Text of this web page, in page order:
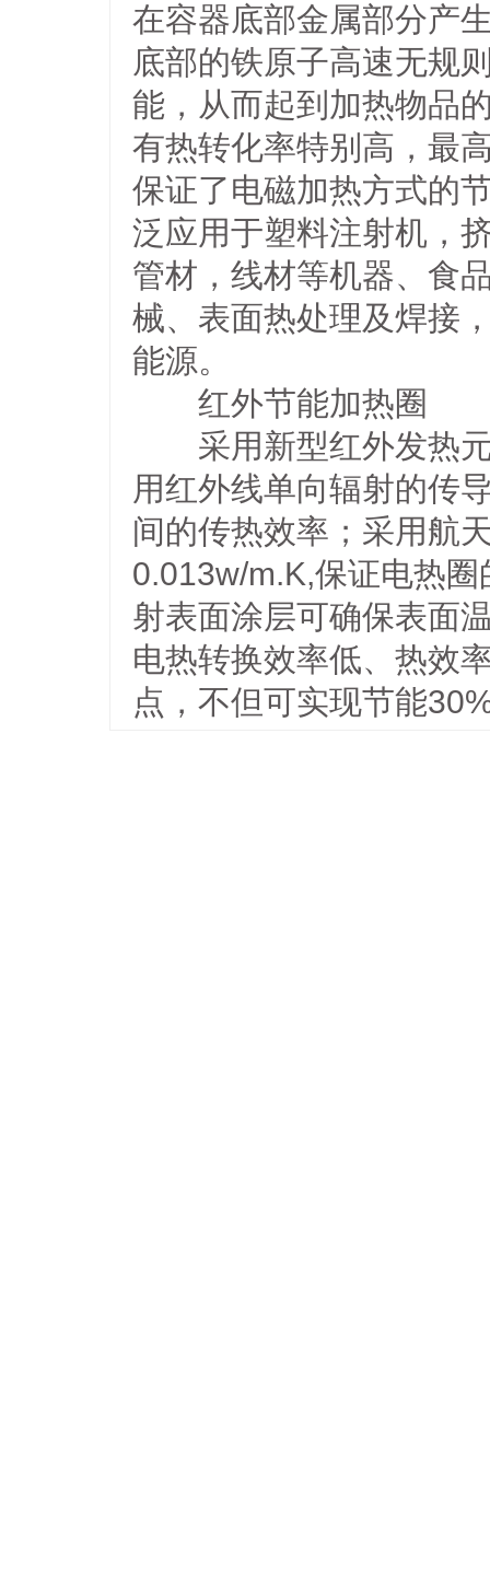
在容器底部金属部分产
底部的铁原子高速无规
能，从而起到加热物品
有热转化率特别高，最
保证了电磁加热方式的
泛应用于塑料注射机，
管材，线材等机器、食
械、表面热处理及焊接
能源。
红外节能加热圈
采用新型红外发热元
用红外线单向辐射的传
间的传热效率；采用航
0.013w/m.K,保证电热
射表面涂层可确保表面
电热转换效率低、热效
点，不但可实现节能